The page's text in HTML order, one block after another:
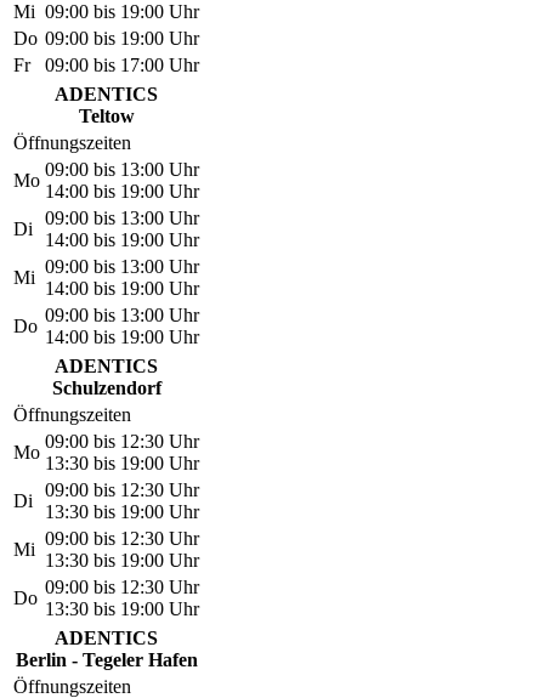
Mi 09:00 bis 19:00 Uhr
Do 09:00 bis 19:00 Uhr
Fr
09:00 bis 17:00 Uhr
ADENTICS
Teltow
Öffnungszeiten
Mo
09:00 bis 13:00 Uhr
14:00 bis 19:00 Uhr
Di
09:00 bis 13:00 Uhr
14:00 bis 19:00 Uhr
Mi
09:00 bis 13:00 Uhr
14:00 bis 19:00 Uhr
Do
09:00 bis 13:00 Uhr
14:00 bis 19:00 Uhr
ADENTICS
Schulzendorf
Öffnungszeiten
Mo
09:00 bis 12:30 Uhr
13:30 bis 19:00 Uhr
Di
09:00 bis 12:30 Uhr
13:30 bis 19:00 Uhr
Mi
09:00 bis 12:30 Uhr
13:30 bis 19:00 Uhr
Do
09:00 bis 12:30 Uhr
13:30 bis 19:00 Uhr
ADENTICS
Berlin - Tegeler Hafen
Öffnungszeiten